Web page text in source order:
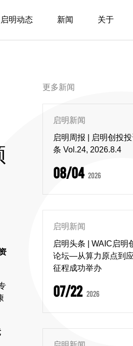
启明动态 新闻 关于
更多新闻
启明新闻
启明周报 | 启明创投
条 Vol.24, 2026.8.4
08/04 2026
启明新闻
启明头条 | WAIC启明
论坛—从算力原点到
征程成功举办
07/22 2026